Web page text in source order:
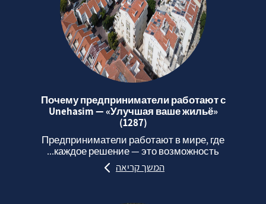
Почему предприниматели работают с
Unehasim — «Улучшая ваше жильё»
(1287)
Предприниматели работают в мире, где
каждое решение — это возможность...
המשך קריאה